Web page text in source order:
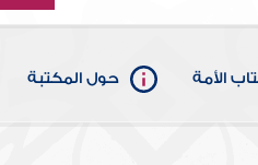
الأمة حول المكتبة